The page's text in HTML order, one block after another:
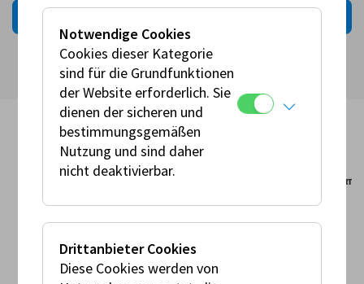
© AMF 2026
Impressum
Allgemeine Geschäftsbedingungen
Presse
Datenschutz
Notwendige Cookies
Cookies dieser Kategorie
sind für die Grundfunktionen
der Website erforderlich. Sie
dienen der sicheren und
bestimmungsgemäßen
Nutzung und sind daher
nicht deaktivierbar.
Drittanbieter Cookies
Diese Cookies werden von